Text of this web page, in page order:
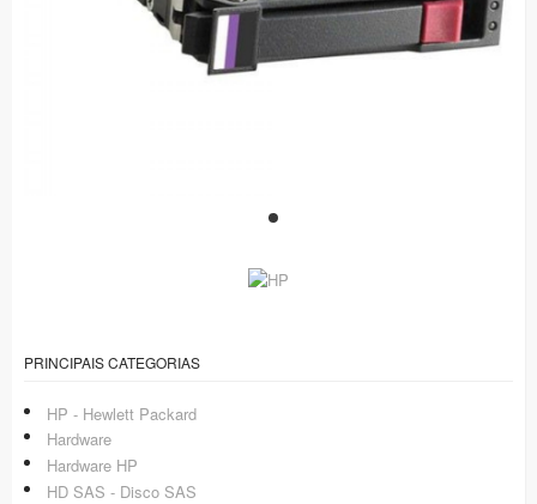
PRINCIPAIS CATEGORIAS
HP - Hewlett Packard
Hardware
Hardware HP
HD SAS - Disco SAS